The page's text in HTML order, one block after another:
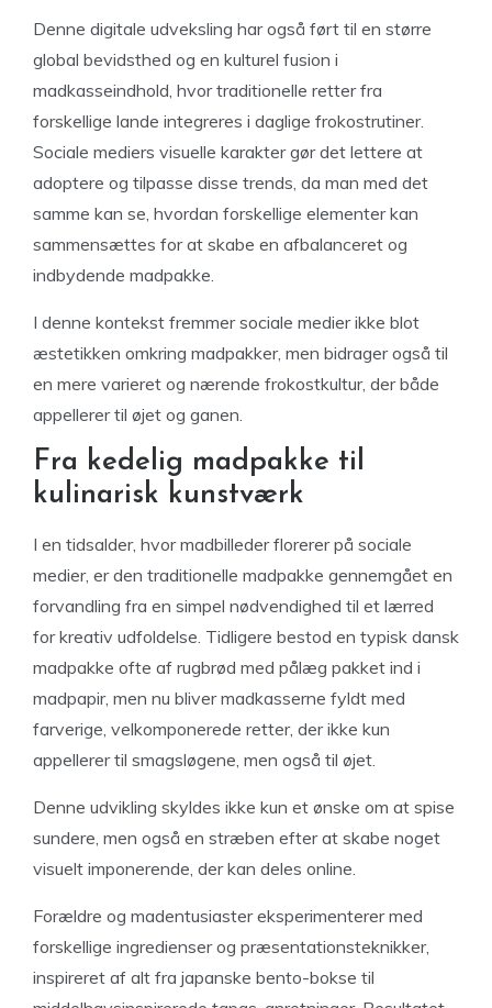
Denne digitale udveksling har også ført til en større
global bevidsthed og en kulturel fusion i
madkasseindhold, hvor traditionelle retter fra
forskellige lande integreres i daglige frokostrutiner.
Sociale mediers visuelle karakter gør det lettere at
adoptere og tilpasse disse trends, da man med det
samme kan se, hvordan forskellige elementer kan
sammensættes for at skabe en afbalanceret og
indbydende madpakke.
I denne kontekst fremmer sociale medier ikke blot
æstetikken omkring madpakker, men bidrager også til
en mere varieret og nærende frokostkultur, der både
appellerer til øjet og ganen.
Fra kedelig madpakke til
kulinarisk kunstværk
I en tidsalder, hvor madbilleder florerer på sociale
medier, er den traditionelle madpakke gennemgået en
forvandling fra en simpel nødvendighed til et lærred
for kreativ udfoldelse. Tidligere bestod en typisk dansk
madpakke ofte af rugbrød med pålæg pakket ind i
madpapir, men nu bliver madkasserne fyldt med
farverige, velkomponerede retter, der ikke kun
appellerer til smagsløgene, men også til øjet.
Denne udvikling skyldes ikke kun et ønske om at spise
sundere, men også en stræben efter at skabe noget
visuelt imponerende, der kan deles online.
Forældre og madentusiaster eksperimenterer med
forskellige ingredienser og præsentationsteknikker,
inspireret af alt fra japanske bento-bokse til